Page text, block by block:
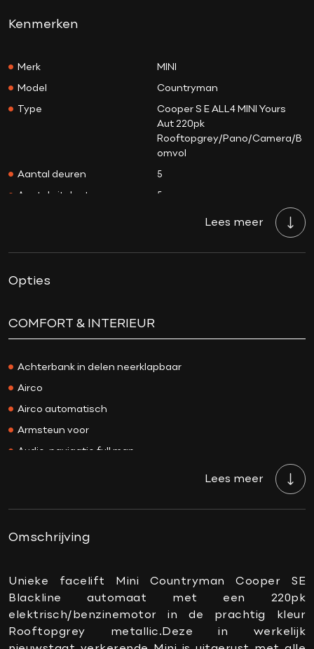
Kenmerken
Merk MINI
Model Countryman
Type
Cooper S E ALL4 MINI Yours
Aut 220pk
Rooftopgrey/Pano/Camera/B
omvol
Aantal deuren 5
Aantal zitplaatsen 5
Aantal versnellingen
Brandstof
Kleur Rooftop grey
Interieurkleur
Acceleratie 0-100
Bekleding
BTW/Marge
Vermogen 220 PK
Topsnelheid
APK Bij aflevering
Onderhoudsboekje
aanwezig?
Ja, dealeronderhouden
Lees meer
Opties
COMFORT & INTERIEUR
Achterbank in delen neerklapbaar
Airco
Airco automatisch
Armsteun voor
Audio-navigatie full map
Binnenspiegel automatisch dimmend
Comfortstoel(en)
Connected services
DAB-ontvanger
Keyless start
Lees meer
Omschrijving
Unieke facelift Mini Countryman Cooper SE
Blackline automaat met een 220pk
elektrisch/benzinemotor in de prachtig kleur
Rooftopgrey metallic.Deze in werkelijk